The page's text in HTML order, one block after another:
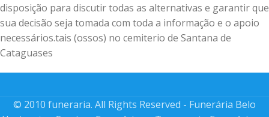
disposição para discutir todas as alternativas e garantir que
sua decisão seja tomada com toda a informação e o apoio
necessários.tais (ossos) no cemiterio de Santana de
Cataguases
© 2010 funeraria. All Rights Reserved - Funerária Belo